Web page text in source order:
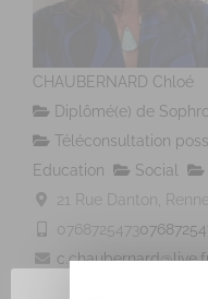
CHAUBERNARD Chloé
Diplômé(e) de
Téléconsultation
Education
Social
21 Rue Danton,
0768725473
http://